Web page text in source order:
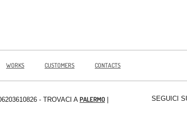
WORKS CUSTOMERS CONTACTS
- TROVACI APALERMO SEGUICI